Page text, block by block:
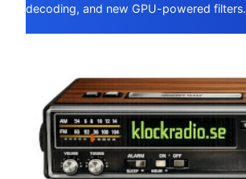
decoding, and new GPU-powered filters.